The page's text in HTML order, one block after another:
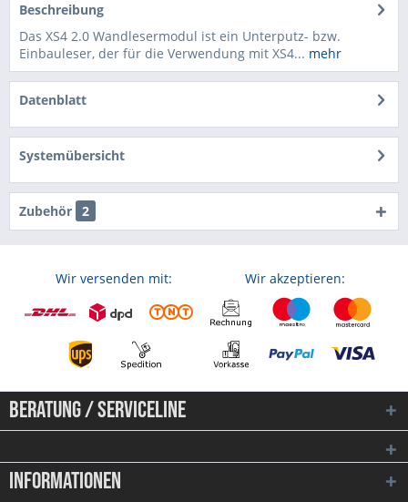
Beschreibung
Das XS4 2.0 Wandlesermodul ist ein Unterputz- bzw.
Einbauleser, der für die Verwendung mit XS4... mehr
Datenblatt
Systemübersicht
Zubehör 2
Wir versenden mit: Wir akzeptieren:
Beratung / Serviceline
Informationen